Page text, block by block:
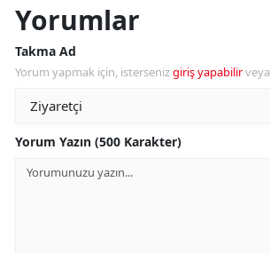
Yorumlar
Takma Ad
Yorum yapmak için, istersenizgiriş yapabilirveya
Yorum Yazın (500 Karakter)